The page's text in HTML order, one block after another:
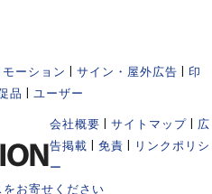
モーション サイン・屋外広告
印
品 ユーザー
会社概要 サイトマップ
広
告掲載
免責
リンクポリシ
ー
お寄せください